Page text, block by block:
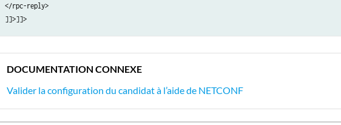
</rpc-reply>
]]>]]>
DOCUMENTATION CONNEXE
Valider la configuration du candidat à l’aide de NETCONF